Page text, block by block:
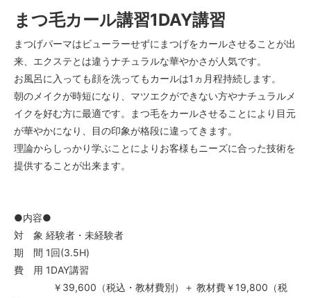
まつ毛カール講習1DAY講習
まつげパーマはビューラーせずにまつげをカールさせることが出
来、エクステとは違うナチュラルな華やかさが人気です。
お風呂に入っても顔を洗ってもカールは1ヵ月程持続します。
朝のメイクが時短になり、マツエクができない方やナチュラルメ
イクを好む方に最適です。まつ毛をカールさせることにより目元
が華やかになり、目の印象が格段に違ってきます。
理論からしっかり学ぶことによりお客様もニーズに合った技術を
提供することが出来ます。
●内容●
対 象 経験者・未経験者
期 間 1回(3.5H)
費 用 1DAY講習
￥39,600（税込・教材費別）＋ 教材費￥19,800（税